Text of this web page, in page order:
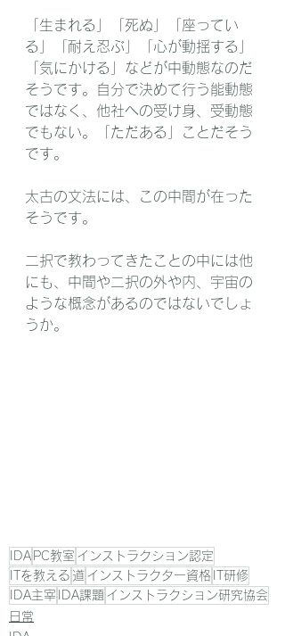
「生まれる」「死ぬ」「座ってい
る」「耐え忍ぶ」「心が動揺する」
「気にかける」などが中動態なのだ
そうです。自分で決めて行う能動態
ではなく、他社への受け身、受動態
でもない。「ただある」ことだそう
です。
太古の文法には、この中間が在った
そうです。
二択で教わってきたことの中には他
にも、中間や二択の外や内、宇宙の
ような概念があるのではないでしょ
うか。
IDA PC教室 インストラクション認定
ITを教える 道 インストラクター資格
IT研修
IDA主宰
IDA課題 インストラクション研究協会
日常